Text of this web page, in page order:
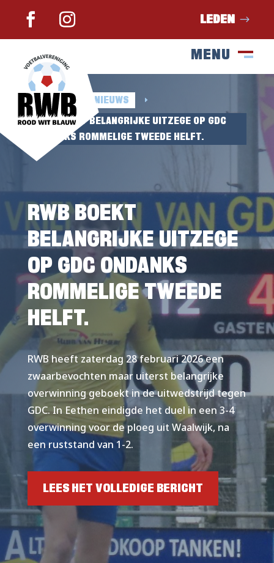
LEDEN
MENU
SLUIT
HOME E NIEUWS E
RWB BOEKT BELANGRIJKE UITZEGE OP GDC
ONDANKS ROMMELIGE TWEEDE HELFT.
RWB BOEKT
BELANGRIJKE UITZEGE
OP GDC ONDANKS
ROMMELIGE TWEEDE
HELFT.
RWB heeft zaterdag 28 februari 2026 een
zwaarbevochten maar uiterst belangrijke
overwinning geboekt in de uitwedstrijd tegen
GDC. In Eethen eindigde het duel in een 3-4
overwinning voor de ploeg uit Waalwijk, na
een ruststand van 1-2.
LEES HET VOLLEDIGE BERICHT